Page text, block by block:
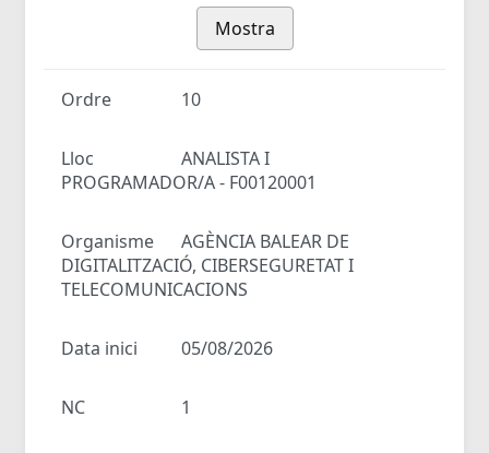
Mostra
Ordre 10
Lloc
ANALISTA I
PROGRAMADOR/A - F00120001
Organisme
AGÈNCIA BALEAR DE
DIGITALITZACIÓ, CIBERSEGURETAT I
TELECOMUNICACIONS
Data inici 05/08/2026
NC 1